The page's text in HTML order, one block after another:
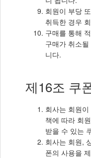
회원이 부당
취득한 경우
구매를 통해
구매가 취소
니다.
제16조 쿠
회사는 회원
책에 따라 회
받을 수 있는
회사는 회원,
폰의 사용을